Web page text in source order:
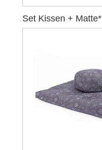
Set Kissen + Matte*